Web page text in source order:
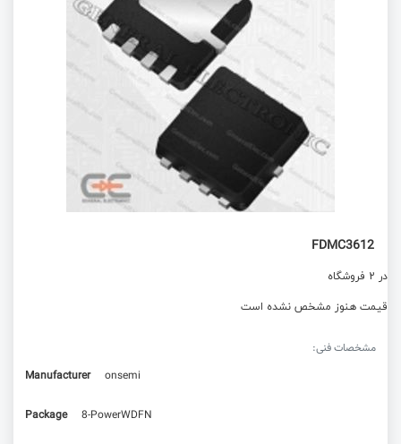
FDMC3612
در 2 فروشگاه
قیمت هنوز مشخص نشده است
مشخصات فنی:
Manufacturer
onsemi
Package 8-PowerWDFN